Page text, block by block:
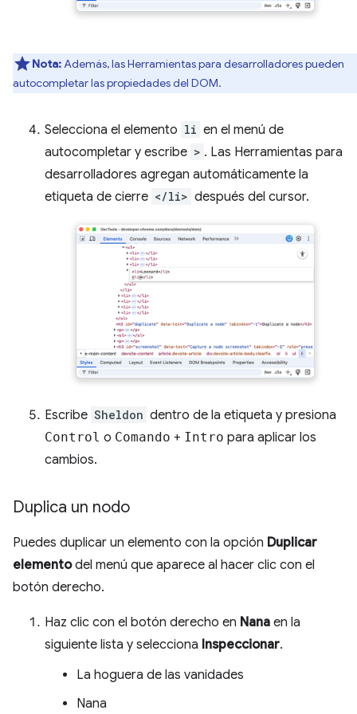
Nota: Además, las Herramientas para desarrolladores pueden
autocompletar las propiedades del DOM.
Selecciona el elemento li en el menú de
autocompletar y escribe > . Las Herramientas para
desarrolladores agregan automáticamente la
etiqueta de cierre </li> después del cursor.
Escribe Sheldon dentro de la etiqueta y presiona
Control o Comando + Intro para aplicar los
cambios.
Duplica un nodo
Puedes duplicar un elemento con la opción Duplicar
elementodel menú que aparece al hacer clic con el
botón derecho.
Haz clic con el botón derecho en Nana en la
siguiente lista y selecciona Inspeccionar.
La hoguera de las vanidades
Nana